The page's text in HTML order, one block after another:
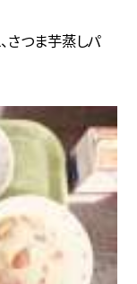
さつま芋蒸しパ